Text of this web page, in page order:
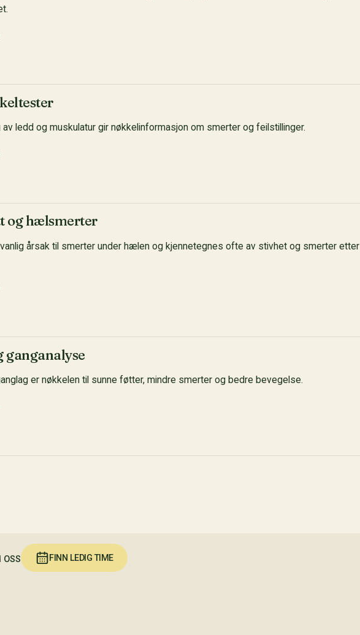
av ledd og muskulatur gir nøkkelinformasjon om smerter og feilstillinger.
og hælsmerter
årsak til smerter under hælen og kjennetegnes ofte av stivhet og smerter etter
ganganalyse
er nøkkelen til sunne føtter, mindre smerter og bedre bevegelse.
OSS FINN LEDIG TIME